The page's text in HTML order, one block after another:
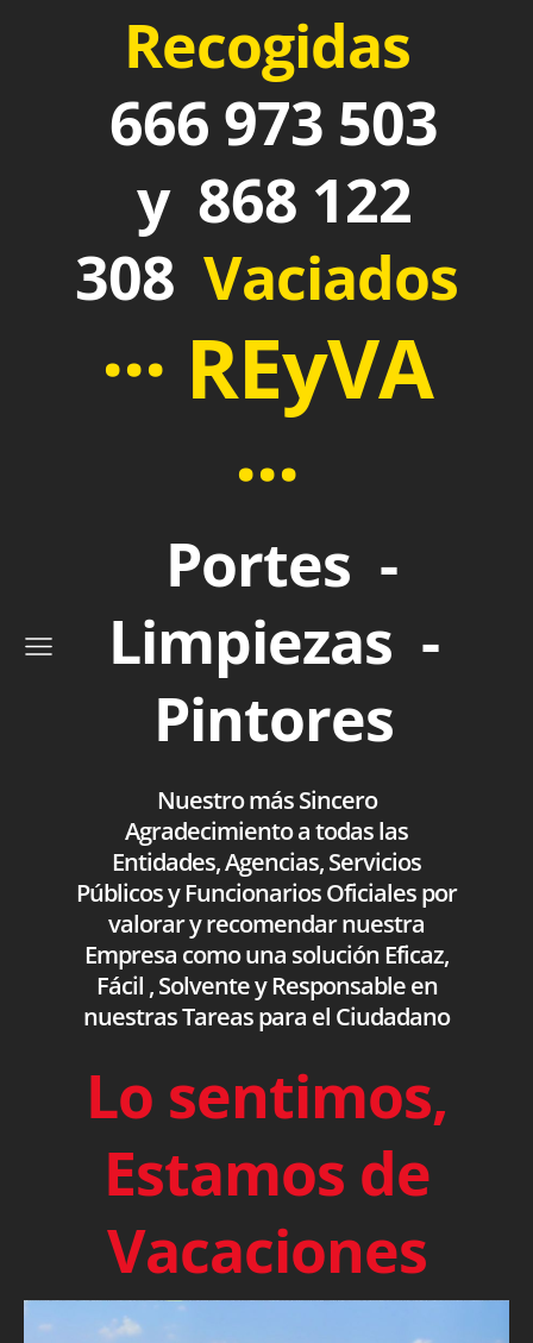
Recogidas
666 973 503
y 868 122
308 Vaciados
··· REyVA
···
Portes -
Limpiezas -
Pintores
Nuestro más Sincero
Agradecimiento a todas las
Entidades, Agencias, Servicios
Públicos y Funcionarios Oficiales por
valorar y recomendar nuestra
Empresa como una solución Eficaz,
Fácil , Solvente y Responsable en
nuestras Tareas para el Ciudadano
Lo sentimos,
Estamos de
Vacaciones